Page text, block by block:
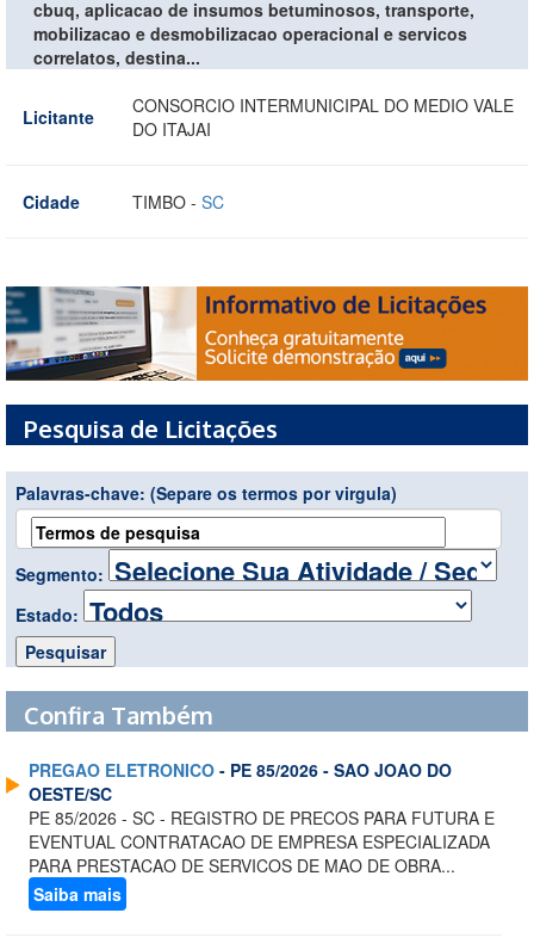
cbuq, aplicacao de insumos betuminosos, transporte,
mobilizacao e desmobilizacao operacional e servicos
correlatos, destina...
Licitante
CONSORCIO INTERMUNICIPAL DO MEDIO VALE
DO ITAJAI
Cidade TIMBO - SC
Pesquisa de Licitações
Palavras-chave: (Separe os termos por virgula)
Segmento:
Estado:
Confira Também
PREGAO ELETRONICO - PE 85/2026 - SAO JOAO DO
OESTE/SC
PE 85/2026 - SC - REGISTRO DE PRECOS PARA FUTURA E
EVENTUAL CONTRATACAO DE EMPRESA ESPECIALIZADA
PARA PRESTACAO DE SERVICOS DE MAO DE OBRA...
Saiba mais